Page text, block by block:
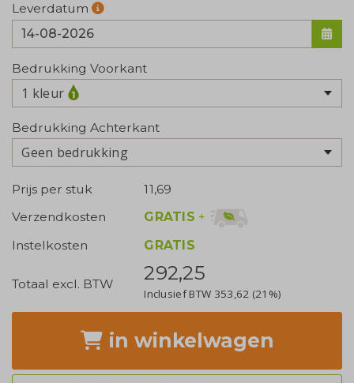
Leverdatum
Bedrukking Voorkant
1 kleur
Bedrukking Achterkant
Geen bedrukking
Prijs per stuk
11,69
Verzendkosten
GRATIS +
Instelkosten
GRATIS
Totaal excl. BTW 292,25
Inclusief BTW 353,62 (21%)
in winkelwagen